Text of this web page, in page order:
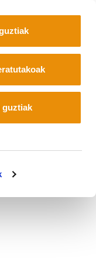
guztiak